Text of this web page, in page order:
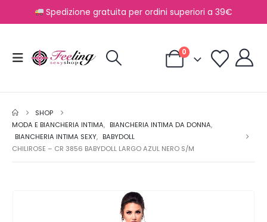
Spedizione gratuita per ordini superiori a 39€
0
SHOP
MODA E BIANCHERIA INTIMA, BIANCHERIA INTIMA DA DONNA,
BIANCHERIA INTIMA SEXY, BABYDOLL
CHILIROSE – CR 3856 BABYDOLL LARGO AZUL NERO S/M